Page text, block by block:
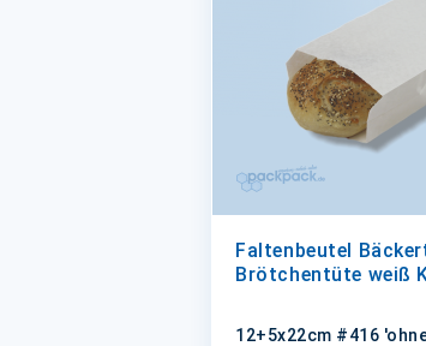
Faltenbeutel
Brötchentüte weiß
12+5x22cm #416